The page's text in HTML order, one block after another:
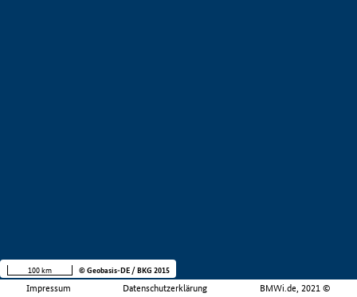
Impressum Datenschutzerklärung BMWi.de, 2021 ©
100 km © Geobasis-DE / BKG 2015